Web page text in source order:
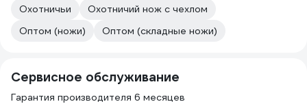
Охотничьи
Охотничий нож с чехлом
Оптом (ножи)
Оптом (складные ножи)
Сервисное обслуживание
Гарантия производителя 6 месяцев